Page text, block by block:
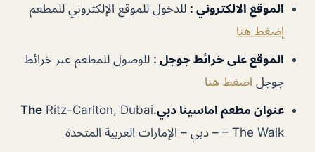
الموقع الالكتروني : للدخول للموقع الإلكتروني للمطعم
إضغط هنا
الموقع على خرائط جوجل : للوصول للمطعم عبر خرائط
جوجل اضغط هنا
عنوان مطعم اماسينا دبي.TheRitz-Carlton, Dubai
– The Walk – دبي – الإمارات العربية المتحدة